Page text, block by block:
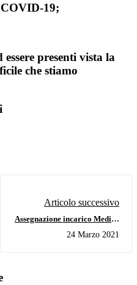
COVID-19;
presenti vista la
che stiamo
Articolo successivo
Assegnazione incarico Medico
sorveglianza sanitaria dei
24 Marzo 2021